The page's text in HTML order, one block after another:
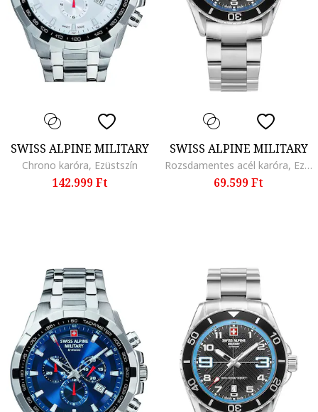
SWISS ALPINE MILITARY
Chrono karóra, Ezüstszín
142.999 Ft
SWISS ALPINE MILITARY
Rozsdamentes acél karóra, Ezüstszín
69.599 Ft